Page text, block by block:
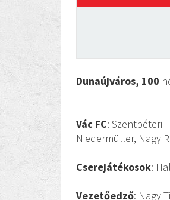
Dunaújváros, 100
Vác FC: Szentpéteri
Niedermüller, Nagy
Cserejátékosok:
Vezetőedző: Nagy